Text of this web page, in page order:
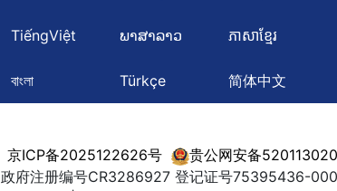
TiếngViệt ພາສາລາວ ភាសាខ្មែរ
বাংলা Türkçe 简体中文
京ICP备2025122626号
贵公网安备
政府注册编号CR3286927 登记证号75395436-